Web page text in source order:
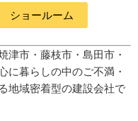
ショールーム
津市・藤枝市・島田市・
に暮らしの中のご不満・
地域密着型の建設会社で